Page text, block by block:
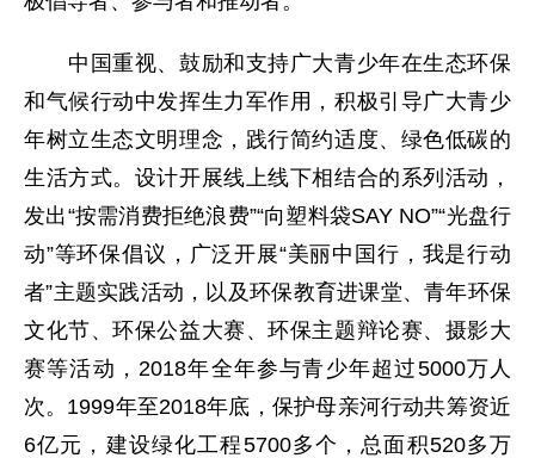
中国重视、鼓励和支持广大青少年在生态环保
和气候行动中发挥生力军作用，积极引导广大青少
年树立生态文明理念，践行简约适度、绿色低碳的
生活方式。设计开展线上线下相结合的系列活动，
发出“按需消费拒绝浪费”“向塑料袋SAY NO”“光盘行
动”等环保倡议，广泛开展“美丽中国行，我是行动
者”主题实践活动，以及环保教育进课堂、青年环保
文化节、环保公益大赛、环保主题辩论赛、摄影大
赛等活动，2018年全年参与青少年超过5000万人
次。1999年至2018年底，保护母亲河行动共筹资近
6亿元，建设绿化工程5700多个，总面积520多万